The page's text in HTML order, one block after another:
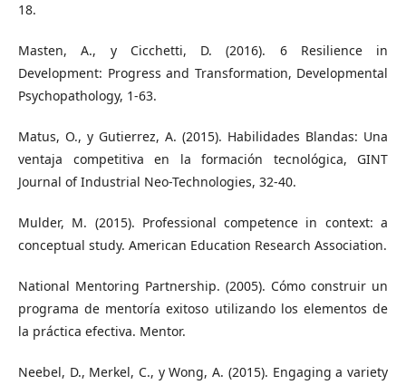
18.
Masten, A., y Cicchetti, D. (2016). 6 Resilience in
Development: Progress and Transformation, Developmental
Psychopathology, 1-63.
Matus, O., y Gutierrez, A. (2015). Habilidades Blandas: Una
ventaja competitiva en la formación tecnológica, GINT
Journal of Industrial Neo-Technologies, 32-40.
Mulder, M. (2015). Professional competence in context: a
conceptual study. American Education Research Association.
National Mentoring Partnership. (2005). Cómo construir un
programa de mentoría exitoso utilizando los elementos de
la práctica efectiva. Mentor.
Neebel, D., Merkel, C., y Wong, A. (2015). Engaging a variety